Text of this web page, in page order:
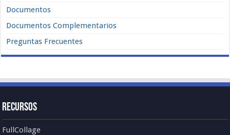
Documentos
Documentos Complementarios
Preguntas Frecuentes
Recursos
FullCollage